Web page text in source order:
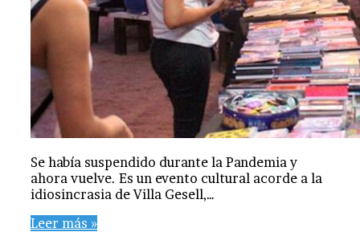
Se había suspendido durante la Pandemia y
ahora vuelve. Es un evento cultural acorde a la
idiosincrasia de Villa Gesell,…
Leer más »